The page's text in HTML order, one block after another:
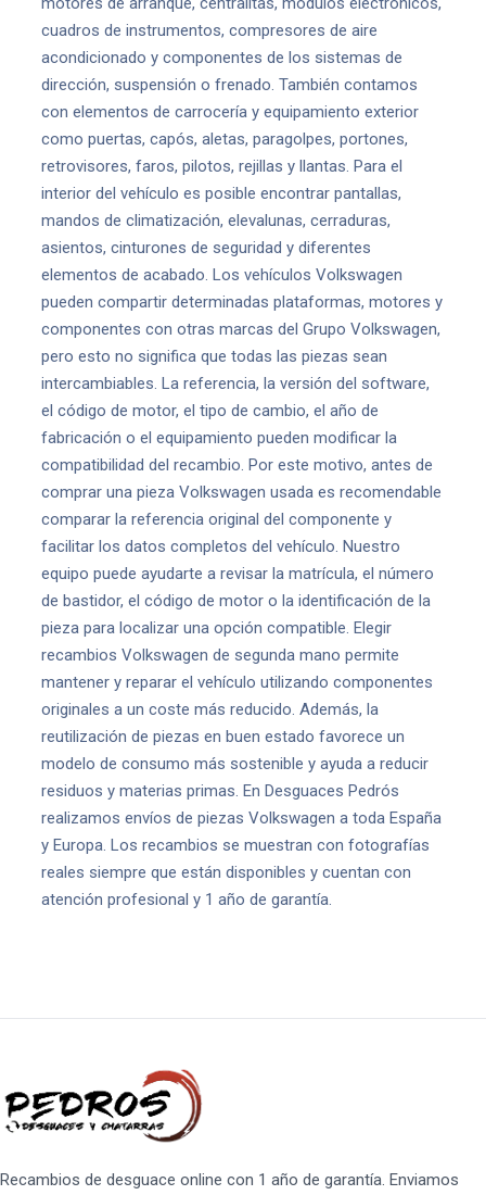
cuadros de instrumentos, compresores de aire
acondicionado y componentes de los sistemas de
dirección, suspensión o frenado. También contamos
con elementos de carrocería y equipamiento exterior
como puertas, capós, aletas, paragolpes, portones,
retrovisores, faros, pilotos, rejillas y llantas. Para el
interior del vehículo es posible encontrar pantallas,
mandos de climatización, elevalunas, cerraduras,
asientos, cinturones de seguridad y diferentes
elementos de acabado. Los vehículos Volkswagen
pueden compartir determinadas plataformas, motores y
componentes con otras marcas del Grupo Volkswagen,
pero esto no significa que todas las piezas sean
intercambiables. La referencia, la versión del software,
el código de motor, el tipo de cambio, el año de
fabricación o el equipamiento pueden modificar la
compatibilidad del recambio. Por este motivo, antes de
comprar una pieza Volkswagen usada es recomendable
comparar la referencia original del componente y
facilitar los datos completos del vehículo. Nuestro
equipo puede ayudarte a revisar la matrícula, el número
de bastidor, el código de motor o la identificación de la
pieza para localizar una opción compatible. Elegir
recambios Volkswagen de segunda mano permite
mantener y reparar el vehículo utilizando componentes
originales a un coste más reducido. Además, la
reutilización de piezas en buen estado favorece un
modelo de consumo más sostenible y ayuda a reducir
residuos y materias primas. En Desguaces Pedrós
realizamos envíos de piezas Volkswagen a toda España
y Europa. Los recambios se muestran con fotografías
reales siempre que están disponibles y cuentan con
atención profesional y 1 año de garantía.
Recambios de desguace online con 1 año de garantía. Enviamos